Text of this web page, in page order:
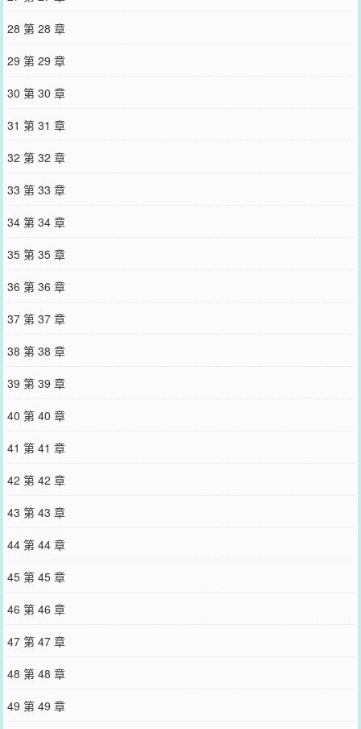
28 第 28 章
29 第 29 章
30 第 30 章
31 第 31 章
32 第 32 章
33 第 33 章
34 第 34 章
35 第 35 章
36 第 36 章
37 第 37 章
38 第 38 章
39 第 39 章
40 第 40 章
41 第 41 章
42 第 42 章
43 第 43 章
44 第 44 章
45 第 45 章
46 第 46 章
47 第 47 章
48 第 48 章
49 第 49 章